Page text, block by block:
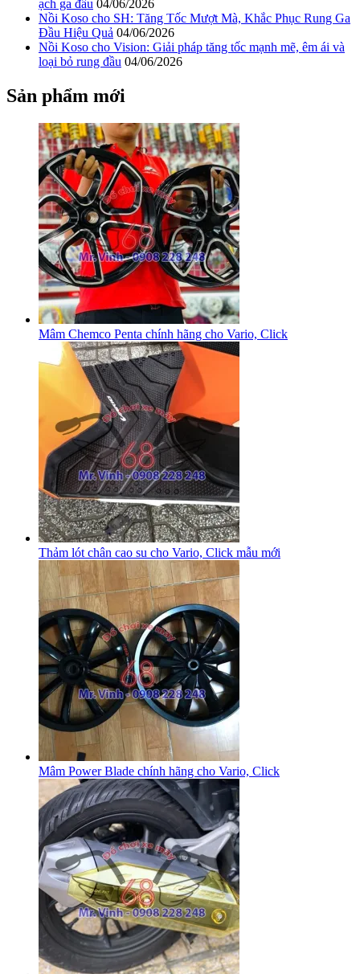
ạch ga đầu 04/06/2026
Nồi Koso cho SH: Tăng Tốc Mượt Mà, Khắc Phục Rung Ga
Đầu Hiệu Quả 04/06/2026
Nồi Koso cho Vision: Giải pháp tăng tốc mạnh mẽ, êm ái và
loại bỏ rung đầu 04/06/2026
Sản phẩm mới
Mâm Chemco Penta chính hãng cho Vario, Click
Thảm lót chân cao su cho Vario, Click mẫu mới
Mâm Power Blade chính hãng cho Vario, Click